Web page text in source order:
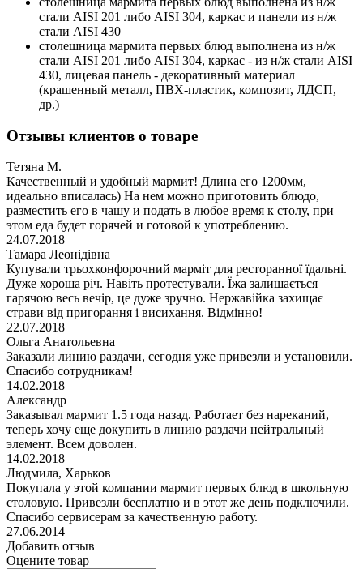
стали AISI 201 либо AISI 304, каркас и панели из н/ж
стали AISI 430
столешница мармита первых блюд выполнена из н/ж
стали AISI 201 либо AISI 304, каркас - из н/ж стали AISI
430, лицевая панель - декоративный материал
(крашенный металл, ПВХ-пластик, композит, ЛДСП,
др.)
Отзывы клиентов о товаре
Тетяна М.
Качественный и удобный мармит! Длина его 1200мм,
идеально вписалась) На нем можно приготовить блюдо,
разместить его в чашу и подать в любое время к столу, при
этом еда будет горячей и готовой к употреблению.
24.07.2018
Тамара Леонідівна
Купували трьохконфорочний марміт для ресторанної їдальні.
Дуже хороша річ. Навіть протестували. Їжа залишається
гарячою весь вечір, це дуже зручно. Нержавійка захищає
страви від пригорання і висихання. Відмінно!
22.07.2018
Ольга Анатольевна
Заказали линию раздачи, сегодня уже привезли и установили.
Спасибо сотрудникам!
14.02.2018
Александр
Заказывал мармит 1.5 года назад. Работает без нареканий,
теперь хочу еще докупить в линию раздачи нейтральный
элемент. Всем доволен.
14.02.2018
Людмила, Харьков
Покупала у этой компании мармит первых блюд в школьную
столовую. Привезли бесплатно и в этот же день подключили.
Спасибо сервисерам за качественную работу.
27.06.2014
Добавить отзыв
Оцените товар